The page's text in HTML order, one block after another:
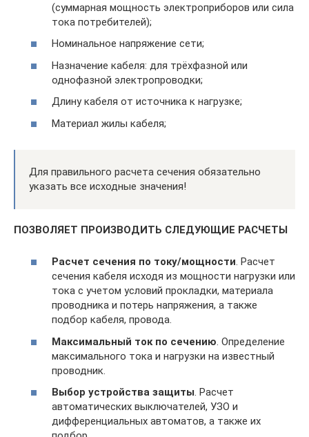
(суммарная мощность электроприборов или сила
тока потребителей);
Номинальное напряжение сети;
Назначение кабеля: для трёхфазной или
однофазной электропроводки;
Длину кабеля от источника к нагрузке;
Материал жилы кабеля;
Для правильного расчета сечения обязательно
указать все исходные значения!
ПОЗВОЛЯЕТ ПРОИЗВОДИТЬ СЛЕДУЮЩИЕ РАСЧЕТЫ
Расчет сечения по току/мощности. Расчет
сечения кабеля исходя из мощности нагрузки или
тока с учетом условий прокладки, материала
проводника и потерь напряжения, а также
подбор кабеля, провода.
Максимальный ток по сечению . Определение
максимального тока и нагрузки на известный
проводник.
Выбор устройства защиты. Расчет
автоматических выключателей, УЗО и
дифференциальных автоматов, а также их